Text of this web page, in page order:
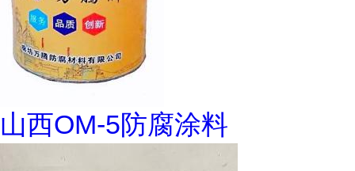
山西OM-5防腐涂料